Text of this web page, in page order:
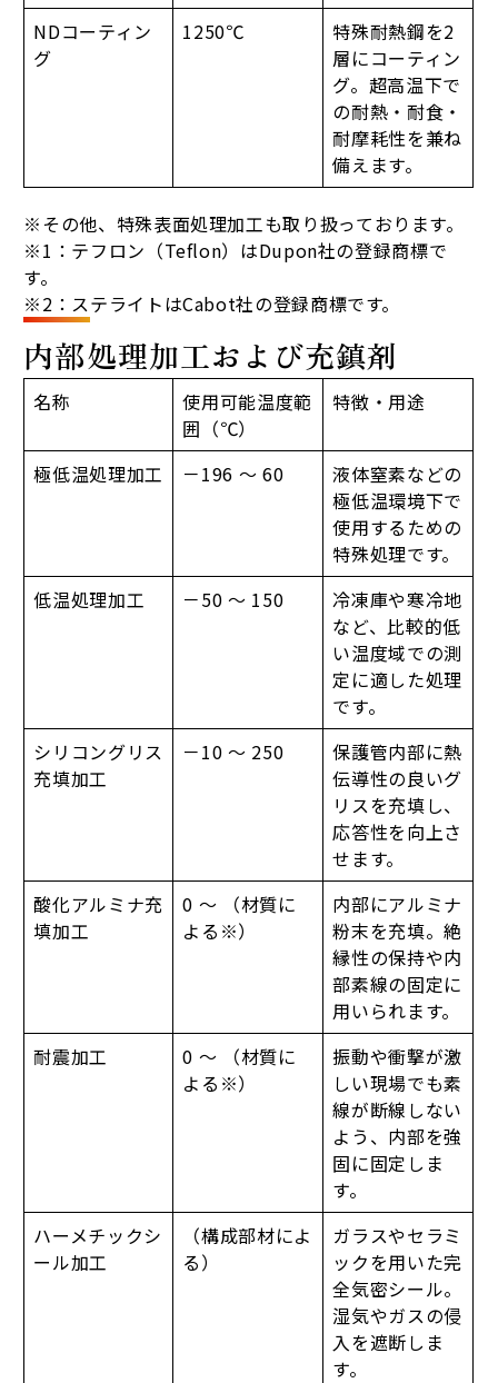
NDコーティン
グ
1250℃
特殊耐熱鋼を2
層にコーティン
グ。超高温下で
の耐熱・耐食・
耐摩耗性を兼ね
備えます。
※その他、特殊表面処理加工も取り扱っております。
※1：テフロン（Teflon）はDupon社の登録商標で
す。
※2：ステライトはCabot社の登録商標です。
内部処理加工および充鎮剤
名称
使用可能温度範
囲（℃）
特徴・用途
極低温処理加工 －196 ～ 60
液体窒素などの
極低温環境下で
使用するための
特殊処理です。
低温処理加工
－50 ～ 150
冷凍庫や寒冷地
など、比較的低
い温度域での測
定に適した処理
です。
シリコングリス
充填加工
－10 ～ 250
保護管内部に熱
伝導性の良いグ
リスを充填し、
応答性を向上さ
せます。
酸化アルミナ充
填加工
0 ～ （材質に
よる※）
内部にアルミナ
粉末を充填。絶
縁性の保持や内
部素線の固定に
用いられます。
耐震加工
0 ～ （材質に
よる※）
振動や衝撃が激
しい現場でも素
線が断線しない
よう、内部を強
固に固定しま
す。
ハーメチックシ
ール加工
（構成部材によ
る）
ガラスやセラミ
ックを用いた完
全気密シール。
湿気やガスの侵
入を遮断しま
す。